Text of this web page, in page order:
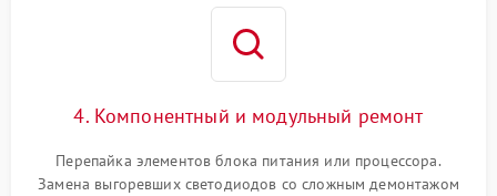
4. Компонентный и модульный ремонт
Перепайка элементов блока питания или процессора.
Замена выгоревших светодиодов со сложным демонтажом